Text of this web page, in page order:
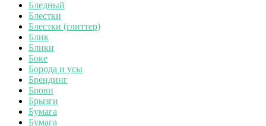
Бледный
Блестки
Блестки (глиттер)
Блик
Блики
Боке
Борода и усы
Брендинг
Брови
Брызги
Бумага
Бумага